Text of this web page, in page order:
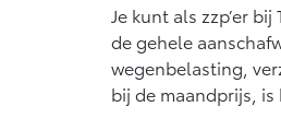
Je kunt als zzp’er
de gehele
wegenbelasting,
bij de maandprijs, is